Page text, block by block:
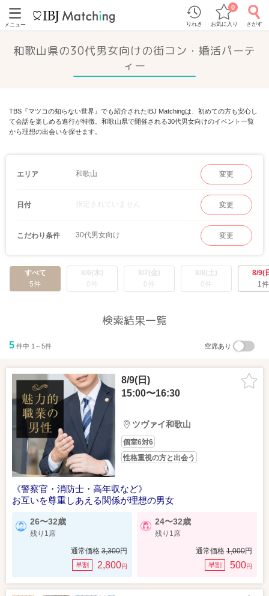
メニュー りれき お気に入り
0
さがす
和歌山県の30代男女向けの街コン・婚活パーテ
ィー
TBS『マツコの知らない世界』でも紹介されたIBJ Matchingは、初めての方も安心し
て会話を楽しめる進行が特徴。和歌山県で開催される30代男女向けのイベント一覧
から理想の出会いを探せます。
エリア 和歌山 変更
日付 指定されていません 変更
こだわり条件 30代男女向け 変更
すべて
5件
8/6(木)
0件
8/7(金)
0件
8/8(土)
0件
8/9(
1件
検索結果一覧
5 件中 1～5件 空席あり
8/9(日)
15:00〜16:30
ツヴァイ和歌山
個室6対6
性格重視の方と出会う
《警察官・消防士・高年収など》
お互いを尊重しあえる関係が理想の男女
26〜32歳
残り1席
通常価格 3,300円
早割 2,800円
24〜32歳
残り1席
通常価格 1,000円
早割 500円